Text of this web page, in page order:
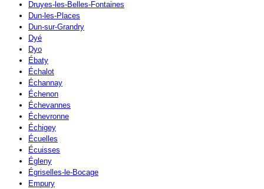
Druyes-les-Belles-Fontaines
Dun-les-Places
Dun-sur-Grandry
Dyé
Dyo
Ébaty
Échalot
Échannay
Échenon
Échevannes
Échevronne
Échigey
Écuelles
Écuisses
Égleny
Égriselles-le-Bocage
Empury